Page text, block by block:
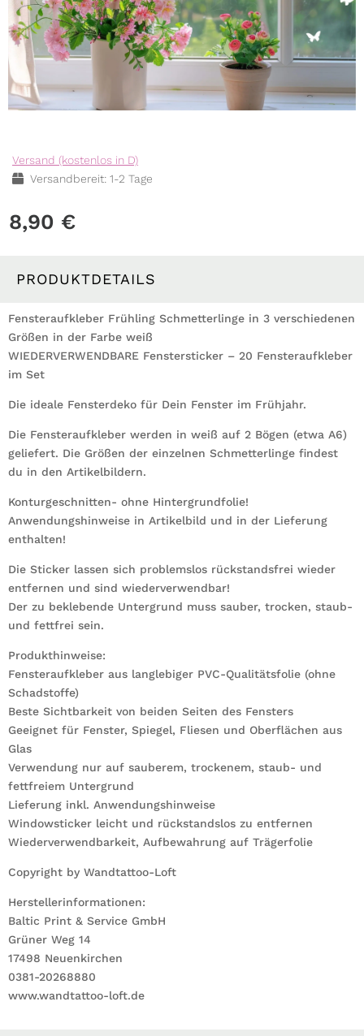
Versand (kostenlos in D)
Versandbereit: 1-2 Tage
8,90 €
PRODUKTDETAILS
Fensteraufkleber Frühling Schmetterlinge in 3 verschiedenen
Größen in der Farbe weiß
WIEDERVERWENDBARE Fenstersticker – 20 Fensteraufkleber
im Set
Die ideale Fensterdeko für Dein Fenster im Frühjahr.
Die Fensteraufkleber werden in weiß auf 2 Bögen (etwa A6)
geliefert. Die Größen der einzelnen Schmetterlinge findest
du in den Artikelbildern.
Konturgeschnitten- ohne Hintergrundfolie!
Anwendungshinweise in Artikelbild und in der Lieferung
enthalten!
Die Sticker lassen sich problemslos rückstandsfrei wieder
entfernen und sind wiederverwendbar!
Der zu beklebende Untergrund muss sauber, trocken, staub-
und fettfrei sein.
Produkthinweise:
Fensteraufkleber aus langlebiger PVC-Qualitätsfolie (ohne
Schadstoffe)
Beste Sichtbarkeit von beiden Seiten des Fensters
Geeignet für Fenster, Spiegel, Fliesen und Oberflächen aus
Glas
Verwendung nur auf sauberem, trockenem, staub- und
fettfreiem Untergrund
Lieferung inkl. Anwendungshinweise
Windowsticker leicht und rückstandslos zu entfernen
Wiederverwendbarkeit, Aufbewahrung auf Trägerfolie
Copyright by Wandtattoo-Loft
Herstellerinformationen:
Baltic Print & Service GmbH
Grüner Weg 14
17498 Neuenkirchen
0381-20268880
www.wandtattoo-loft.de